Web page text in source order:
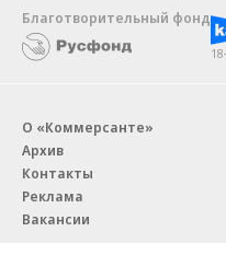
Благотворительный фонд
О «Коммерсанте»
Архив
Контакты
Реклама
Вакансии